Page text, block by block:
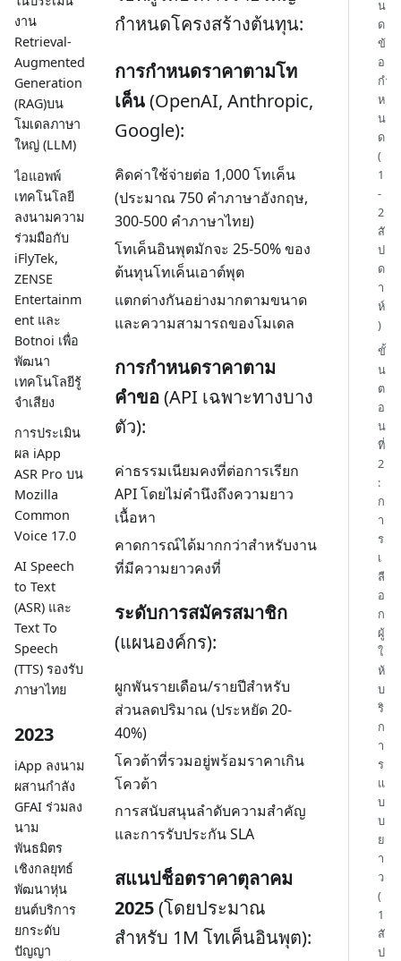
งาน
Retrieval-
Augmented
Generation
(RAG)บน
โมเดลภาษา
ใหญ่ (LLM)
ไอแอพพ์
เทคโนโลยี
ลงนามความ
ร่วมมือกับ
iFlyTek,
ZENSE
Entertainm
ent และ
Botnoi เพื่อ
พัฒนา
เทคโนโลยีรู้
จำเสียง
การประเมิน
ผล iApp
ASR Pro บน
Mozilla
Common
Voice 17.0
AI Speech
to Text
(ASR) และ
Text To
Speech
(TTS) รองรับ
ภาษาไทย
2023
iApp ลงนาม
ผสานกำลัง
GFAI ร่วมลง
นาม
พันธมิตร
เชิงกลยุทธ์
พัฒนาหุ่น
ยนต์บริการ
ยกระดับ
ปัญญา
กำหนดโครงสร้างต้นทุน:
การกำหนดราคาตามโท
เค็น(OpenAI, Anthropic,
Google):
คิดค่าใช้จ่ายต่อ 1,000 โทเค็น
(ประมาณ 750 คำภาษาอังกฤษ,
300-500 คำภาษาไทย)
โทเค็นอินพุตมักจะ 25-50% ของ
ต้นทุนโทเค็นเอาต์พุต
แตกต่างกันอย่างมากตามขนาด
และความสามารถของโมเดล
การกำหนดราคาตาม
คำขอ (API เฉพาะทางบาง
ตัว):
ค่าธรรมเนียมคงที่ต่อการเรียก
API โดยไม่คำนึงถึงความยาว
เนื้อหา
คาดการณ์ได้มากกว่าสำหรับงาน
ที่มีความยาวคงที่
ระดับการสมัครสมาชิก
(แผนองค์กร):
ผูกพันรายเดือน/รายปีสำหรับ
ส่วนลดปริมาณ (ประหยัด 20-
40%)
โควต้าที่รวมอยู่พร้อมราคาเกิน
โควต้า
การสนับสนุนลำดับความสำคัญ
และการรับประกัน SLA
สแนปช็อตราคาตุลาคม
2025(โดยประมาณ
สำหรับ 1M โทเค็นอินพุต):
น
ด
ข้
อ
กำ
ห
น
ด
(
1
-
2
สั
ป
ด
า
ห์
)
ขั้
น
ต
อ
น
ที่
2
:
ก
า
ร
เ
ลื
อ
ก
ผู้
ใ
ห้
บ
ริ
ก
า
ร
แ
บ
บ
ย
า
ว
(
1
สั
ป